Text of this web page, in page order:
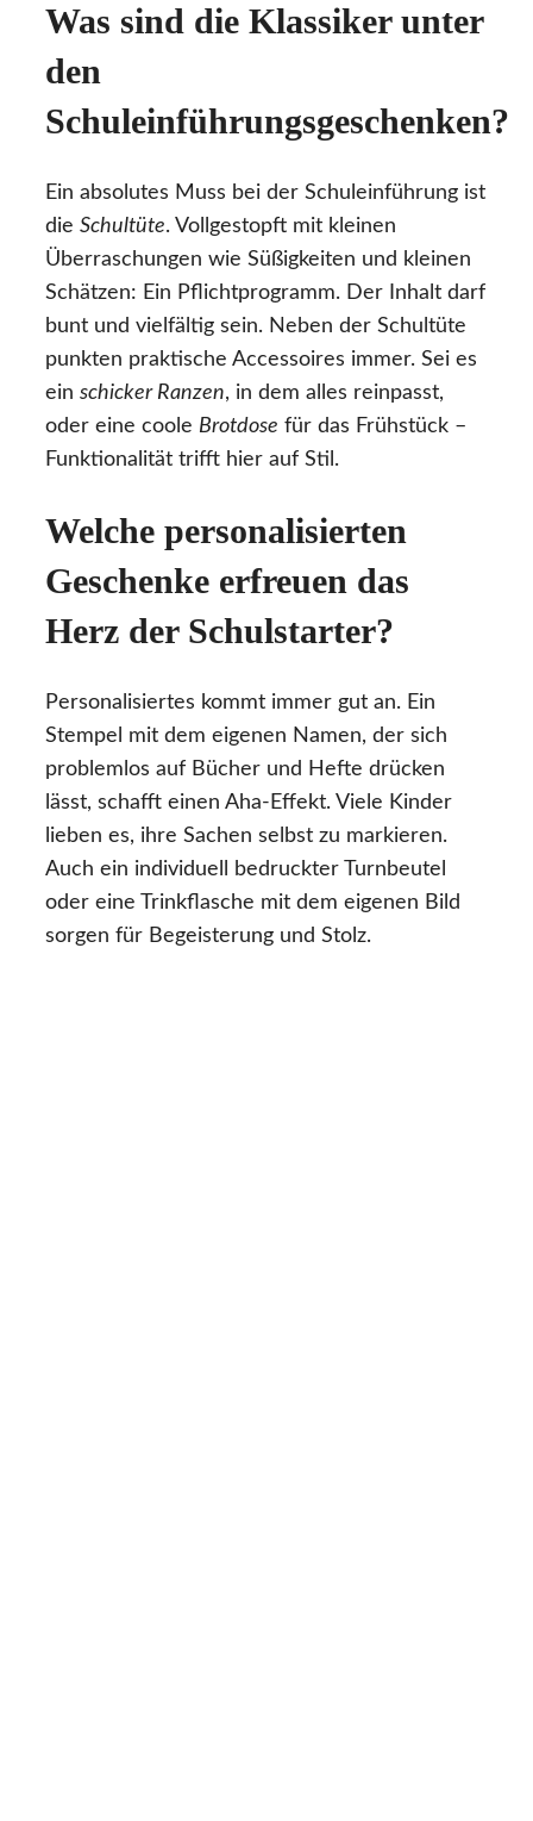
Was sind die Klassiker unter
den
Schuleinführungsgeschenken?
Ein absolutes Muss bei der Schuleinführung ist
die Schultüte. Vollgestopft mit kleinen
Überraschungen wie Süßigkeiten und kleinen
Schätzen: Ein Pflichtprogramm. Der Inhalt darf
bunt und vielfältig sein. Neben der Schultüte
punkten praktische Accessoires immer. Sei es
ein schicker Ranzen, in dem alles reinpasst,
oder eine coole Brotdose für das Frühstück –
Funktionalität trifft hier auf Stil.
Welche personalisierten
Geschenke erfreuen das
Herz der Schulstarter?
Personalisiertes kommt immer gut an. Ein
Stempel mit dem eigenen Namen, der sich
problemlos auf Bücher und Hefte drücken
lässt, schafft einen Aha-Effekt. Viele Kinder
lieben es, ihre Sachen selbst zu markieren.
Auch ein individuell bedruckter Turnbeutel
oder eine Trinkflasche mit dem eigenen Bild
sorgen für Begeisterung und Stolz.